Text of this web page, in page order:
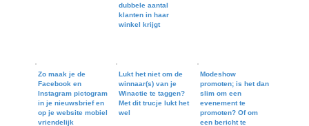
dubbele aantal
klanten in haar
winkel krijgt
Zo maak je de
Facebook en
Instagram pictogram
in je nieuwsbrief en
op je website mobiel
vriendelijk
Lukt het niet om de
winnaar(s) van je
Winactie te taggen?
Met dit trucje lukt het
wel
Modeshow
promoten; is het dan
slim om een
evenement te
promoten? Of om
een bericht te